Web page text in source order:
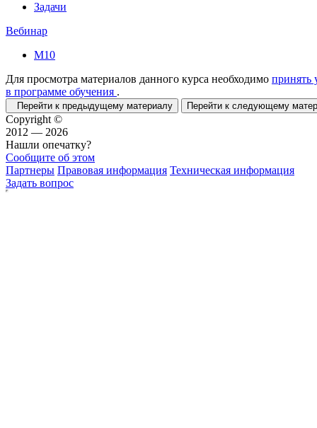
Задачи
Вебинар
М10
Для просмотра материалов данного курса необходимо принять
в программе обучения .
Перейти к предыдущему материалу Перейти к следующему
Copyright ©
2012 — 2026
Нашли опечатку?
Сообщите об этом
Партнеры Правовая информация Техническая информация
Задать вопрос